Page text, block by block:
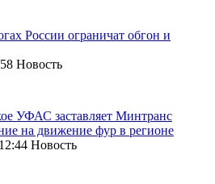
России ограничат обгон и
Новость
УФАС заставляет Минтранс
на движение фур в регионе
Новость